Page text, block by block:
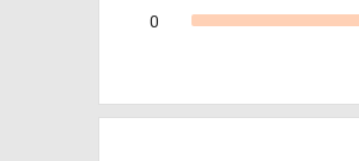
0